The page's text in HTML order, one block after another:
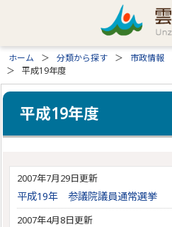
ホーム 分類から探す 市政情報
平成19年度
平成19年度
2007年7月29日更新
平成19年 参議院議員通常選挙
2007年4月8日更新